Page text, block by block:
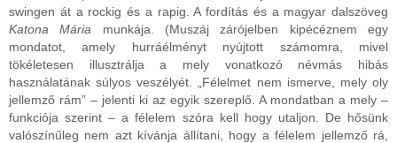
swingen át a rockig és a rapig. A fordítás és a magyar dalszöveg
Katona Mária munkája. (Muszáj zárójelben kipécéznem egy
mondatot, amely hurráélményt nyújtott számomra, mivel
tökéletesen illusztrálja a mely vonatkozó névmás hibás
használatának súlyos veszélyét. „Félelmet nem ismerve, mely oly
jellemző rám” – jelenti ki az egyik szereplő. A mondatban a mely –
funkciója szerint – a félelem szóra kell hogy utaljon. De hősünk
valószínűleg nem azt kívánja állítani, hogy a félelem jellemző rá,